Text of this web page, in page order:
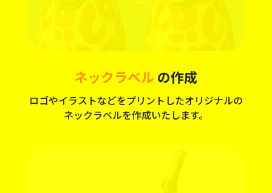
ネックラベル の作成
ロゴやイラストなどをプリントしたオリジナルの
ネックラベルを作成いたします。